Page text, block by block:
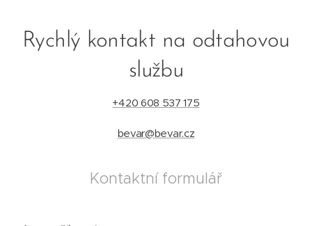
Rychlý kontakt na odtahovou
službu
+420 608 537 175
bevar@bevar.cz
Kontaktní formulář